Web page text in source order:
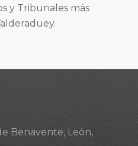
y Tribunales más
Benavente, León,